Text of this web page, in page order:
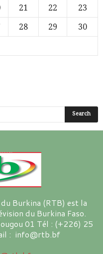
21 22
23
28 29
30
Burkina (RTB) est la
du Burkina Faso.
01 Tél : (+226) 25
: info@rtb.bf